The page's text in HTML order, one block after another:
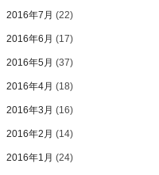
2016年7月 (22)
2016年6月 (17)
2016年5月 (37)
2016年4月 (18)
2016年3月 (16)
2016年2月 (14)
2016年1月 (24)